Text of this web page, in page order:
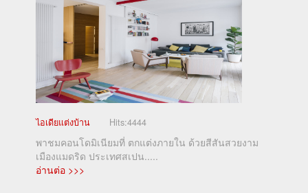
ไอเดียแต่งบ้าน Hits:4444
พาชมคอนโดมิเนียมที่ ตกแต่งภายใน ด้วยสีสันสวยงาม
เมืองแมดริด ประเทศสเปน.....
อ่านต่อ >>>